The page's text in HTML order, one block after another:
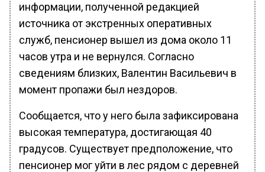
информации, полученной редакцией
источника от экстренных оперативных
служб, пенсионер вышел из дома около 11
часов утра и не вернулся. Согласно
сведениям близких, Валентин Васильевич в
момент пропажи был нездоров.
Сообщается, что у него была зафиксирована
высокая температура, достигающая 40
градусов. Существует предположение, что
пенсионер мог уйти в лес рядом с деревней